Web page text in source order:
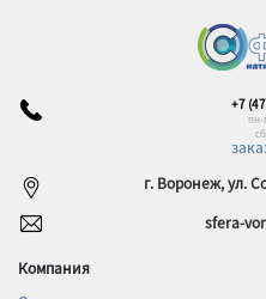
+7
пн-
г. Воронеж, ул.
sfera-
Компания